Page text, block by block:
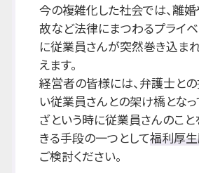
今の複雑化した社会では、離
故など法律にまつわるプライ
に従業員さんが突然巻き込ま
えます。
経営者の皆様には、弁護士と
い従業員さんとの架け橋となっ
ざという時に従業員さんのこ
きる手段の一つとして福利厚
ご検討ください。